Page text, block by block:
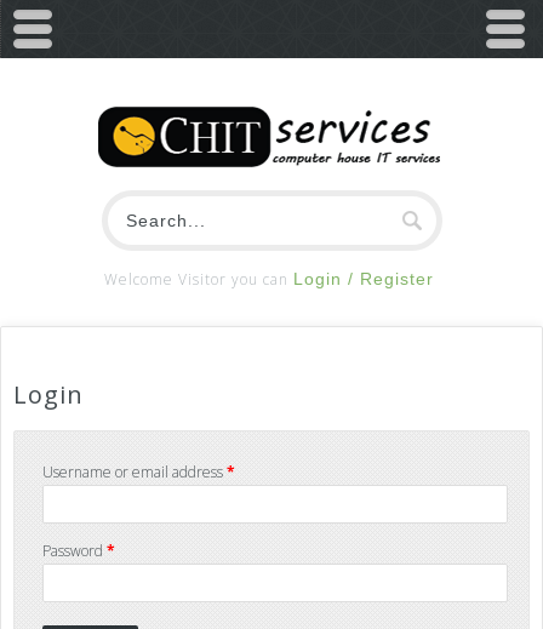
Welcome Visitor you can Login / Register
Login
Username or email address*
Password *